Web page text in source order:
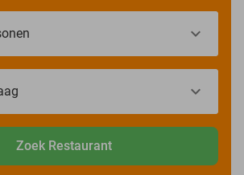
Zoek Restaurant